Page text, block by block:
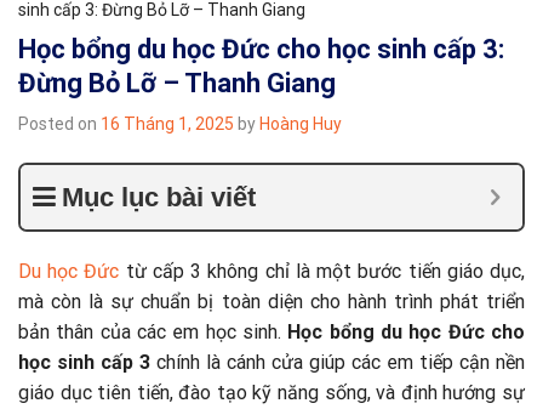
sinh cấp 3: Đừng Bỏ Lỡ – Thanh Giang
Học bổng du học Đức cho học sinh cấp 3:
Đừng Bỏ Lỡ – Thanh Giang
Posted on 16 Tháng 1, 2025 by Hoàng Huy
Mục lục bài viết
Du học Đức từ cấp 3 không chỉ là một bước tiến giáo dục,
mà còn là sự chuẩn bị toàn diện cho hành trình phát triển
bản thân của các em học sinh. Học bổng du học Đức cho
học sinh cấp 3 chính là cánh cửa giúp các em tiếp cận nền
giáo dục tiên tiến, đào tạo kỹ năng sống, và định hướng sự